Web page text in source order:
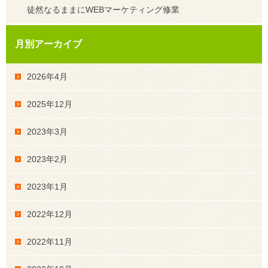
徒然なるままにWEBマーケティング修業
月別アーカイブ
2026年4月
2025年12月
2023年3月
2023年2月
2023年1月
2022年12月
2022年11月